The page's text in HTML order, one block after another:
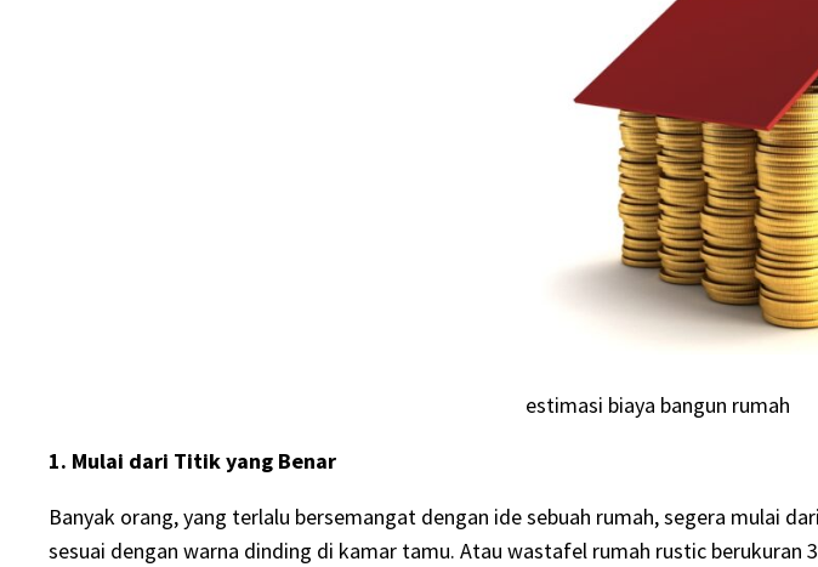
estimasi biaya bangun rumah
1. Mulai dari Titik yang Benar
Banyak orang, yang terlalu bersemangat dengan ide sebuah rumah, segera mulai
sesuai dengan warna dinding di kamar tamu. Atau wastafel rumah rustic berukuran